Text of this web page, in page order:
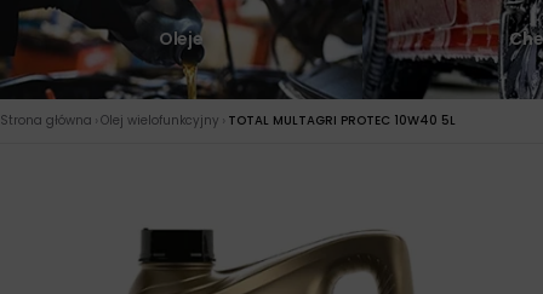
Oleje
Strona główna › Olej wielofunkcyjny › TOTAL MULTAGRI PROTEC 10W40 5L